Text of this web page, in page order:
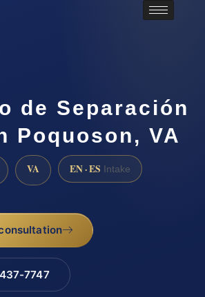
de Separación
Poquoson, VA
VA EN · ES Intake
7747